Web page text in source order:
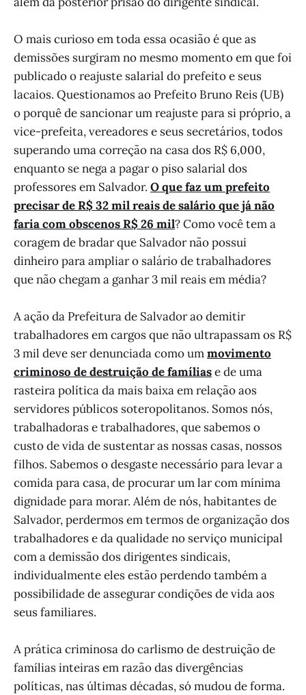
O mais curioso em toda essa ocasião é que as
demissões surgiram no mesmo momento em que foi
publicado o reajuste salarial do prefeito e seus
lacaios. Questionamos ao Prefeito Bruno Reis (UB)
o porquê de sancionar um reajuste para si próprio, a
vice-prefeita, vereadores e seus secretários, todos
superando uma correção na casa dos R$ 6,000,
enquanto se nega a pagar o piso salarial dos
professores em Salvador. O que faz um prefeito
precisar de R$ 32 mil reais de salário que já não
faria com obscenos R$ 26 mil? Como você tem a
coragem de bradar que Salvador não possui
dinheiro para ampliar o salário de trabalhadores
que não chegam a ganhar 3 mil reais em média?
A ação da Prefeitura de Salvador ao demitir
trabalhadores em cargos que não ultrapassam os R$
3 mil deve ser denunciada como ummovimento
criminoso de destruição de famíliase de uma
rasteira política da mais baixa em relação aos
servidores públicos soteropolitanos. Somos nós,
trabalhadoras e trabalhadores, que sabemos o
custo de vida de sustentar as nossas casas, nossos
filhos. Sabemos o desgaste necessário para levar a
comida para casa, de procurar um lar com mínima
dignidade para morar. Além de nós, habitantes de
Salvador, perdermos em termos de organização dos
trabalhadores e da qualidade no serviço municipal
com a demissão dos dirigentes sindicais,
individualmente eles estão perdendo também a
possibilidade de assegurar condições de vida aos
seus familiares.
A prática criminosa do carlismo de destruição de
famílias inteiras em razão das divergências
políticas, nas últimas décadas, só mudou de forma.